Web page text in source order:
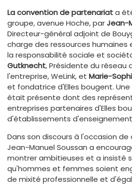
La convention de partenariata
groupe, avenue Hoche, parJean-
Directeur-général adjoint de
charge des ressources humaines
la responsabilité sociale et
Gutknecht, Présidente du réseau
l'entreprise, WeLink, et Marie-
et fondatrice d'Elles bougent.
était présente dont des
entreprises partenaires d'Elles
d'établissements
Dans son discours à l'occasion
Jean-Manuel Soussan a
montrer ambitieuses et a insisté
qu'hommes et femmes soient
de mixité professionnelle et